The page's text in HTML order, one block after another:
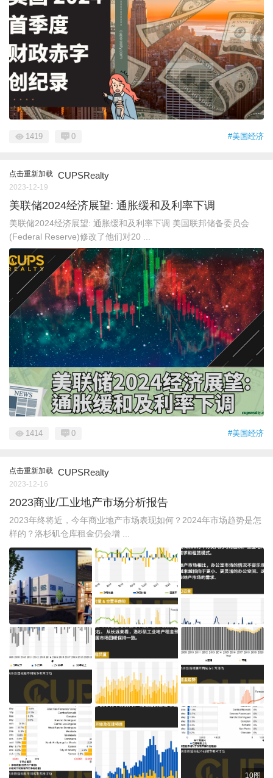
#美国经济
1419 0
点击重新加载 CUPSRealty
2023-12-19
美联储2024经济展望: 通胀缓和及利率下调
美联储2024经济展望: 通胀缓和及利率下调 美国联邦储备委员会
(Federal Reserve)修改了他们对20 ...
#美国经济
1414 0
点击重新加载 CUPSRealty
2023-12-16
2023商业/工业地产市场分析报告
2023年终将近，今年商业地产市场表现如何？2024年市场趋势是怎
样的？洛杉矶仓库租金仍会增 ...
10图